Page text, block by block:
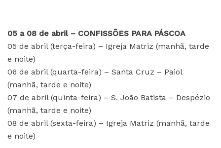
05 a 08 de abril – CONFISSÕES PARA PÁSCOA
05 de abril (terça-feira) – Igreja Matriz (manhã, tarde
e noite)
06 de abril (quarta-feira) – Santa Cruz – Paiol
(manhã, tarde e noite)
07 de abril (quinta-feira) – S. João Batista – Despézio
(manhã, tarde e noite)
08 de abril (sexta-feira) – Igreja Matriz (manhã, tarde
e noite)